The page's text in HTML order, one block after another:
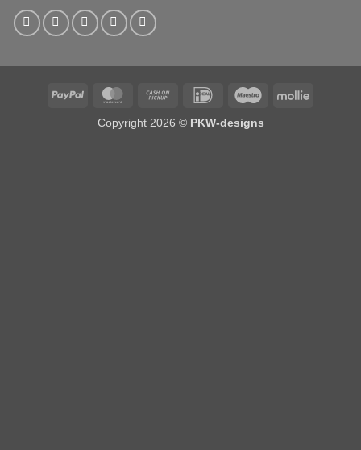
PayPal MasterCardCash
Pickup
IDeal Maestro Mollie
Copyright 2026 © PKW-designs